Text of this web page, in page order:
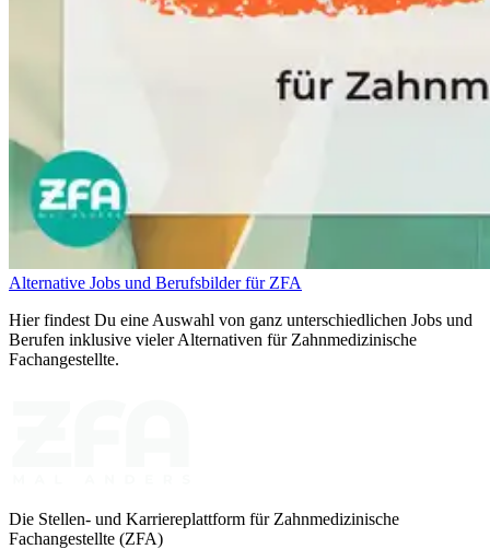
Alternative Jobs und Berufsbilder für ZFA
Hier findest Du eine Auswahl von ganz unterschiedlichen Jobs und
Berufen inklusive vieler Alternativen für Zahnmedizinische
Fachangestellte.
Die Stellen- und Karriereplattform für Zahnmedizinische
Fachangestellte (ZFA)